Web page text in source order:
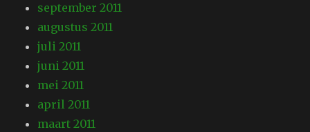
september 2011
augustus 2011
juli 2011
juni 2011
mei 2011
april 2011
maart 2011